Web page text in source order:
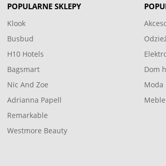
POPULARNE SKLEPY
Klook
Busbud
H10 Hotels
Bagsmart
Nic And Zoe
Adrianna Papell
Remarkable
Westmore Beauty
Dom
Moda